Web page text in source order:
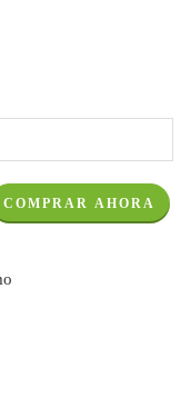
COMPRAR AHORA